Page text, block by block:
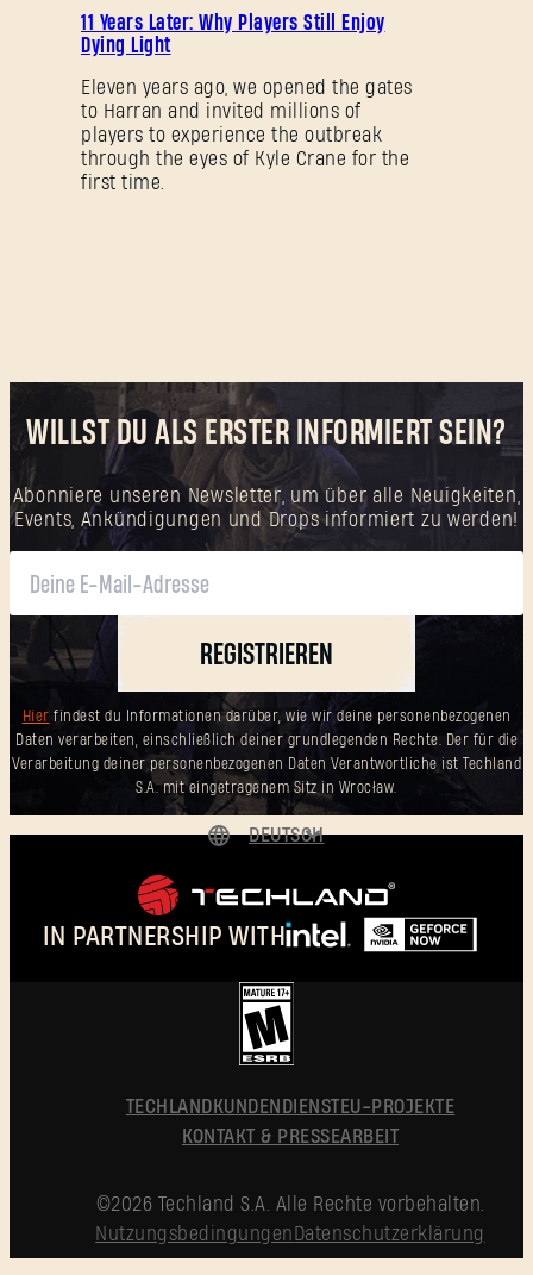
11 Years Later: Why Players Still Enjoy
Dying Light
Eleven years ago, we opened the gates
to Harran and invited millions of
players to experience the outbreak
through the eyes of Kyle Crane for the
first time.
WILLST DU ALS ERSTER INFORMIERT SEIN?
Abonniere unseren Newsletter, um über alle Neuigkeiten,
Events, Ankündigungen und Drops informiert zu werden!
REGISTRIEREN
Hier findest du Informationen darüber, wie wir deine personenbezogenen
Daten verarbeiten, einschließlich deiner grundlegenden Rechte. Der für die
Verarbeitung deiner personenbezogenen Daten Verantwortliche ist Techland
S.A. mit eingetragenem Sitz in Wrocław.
IN PARTNERSHIP WITH
DEUTSCH
POLSKI
简体中文
TECHLAND KUNDENDIENST EU-PROJEKTE
KONTAKT & PRESSEARBEIT
©2026 Techland S.A. Alle Rechte vorbehalten.
Nutzungsbedingungen Datenschutzerklärung